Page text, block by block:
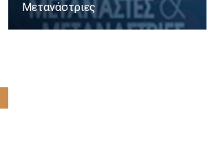
Μετανάστριες